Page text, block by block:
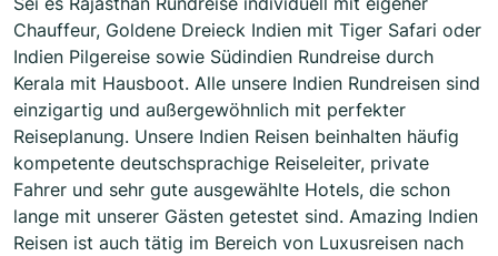
Chauffeur, Goldene Dreieck Indien mit Tiger Safari oder
Indien Pilgereise sowie Südindien Rundreise durch
Kerala mit Hausboot. Alle unsere Indien Rundreisen sind
einzigartig und außergewöhnlich mit perfekter
Reiseplanung. Unsere Indien Reisen beinhalten häufig
kompetente deutschsprachige Reiseleiter, private
Fahrer und sehr gute ausgewählte Hotels, die schon
lange mit unserer Gästen getestet sind. Amazing Indien
Reisen ist auch tätig im Bereich von Luxusreisen nach